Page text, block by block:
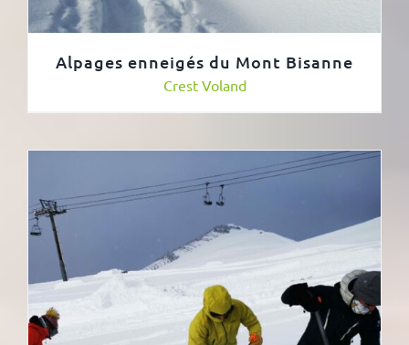
Alpages enneigés du Mont Bisanne
Crest Voland